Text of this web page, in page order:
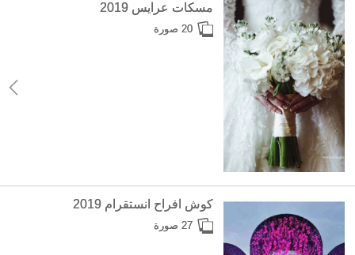
مسكات عرايس 2019
20 صورة
كوش افراح انستقرام 2019
27 صورة